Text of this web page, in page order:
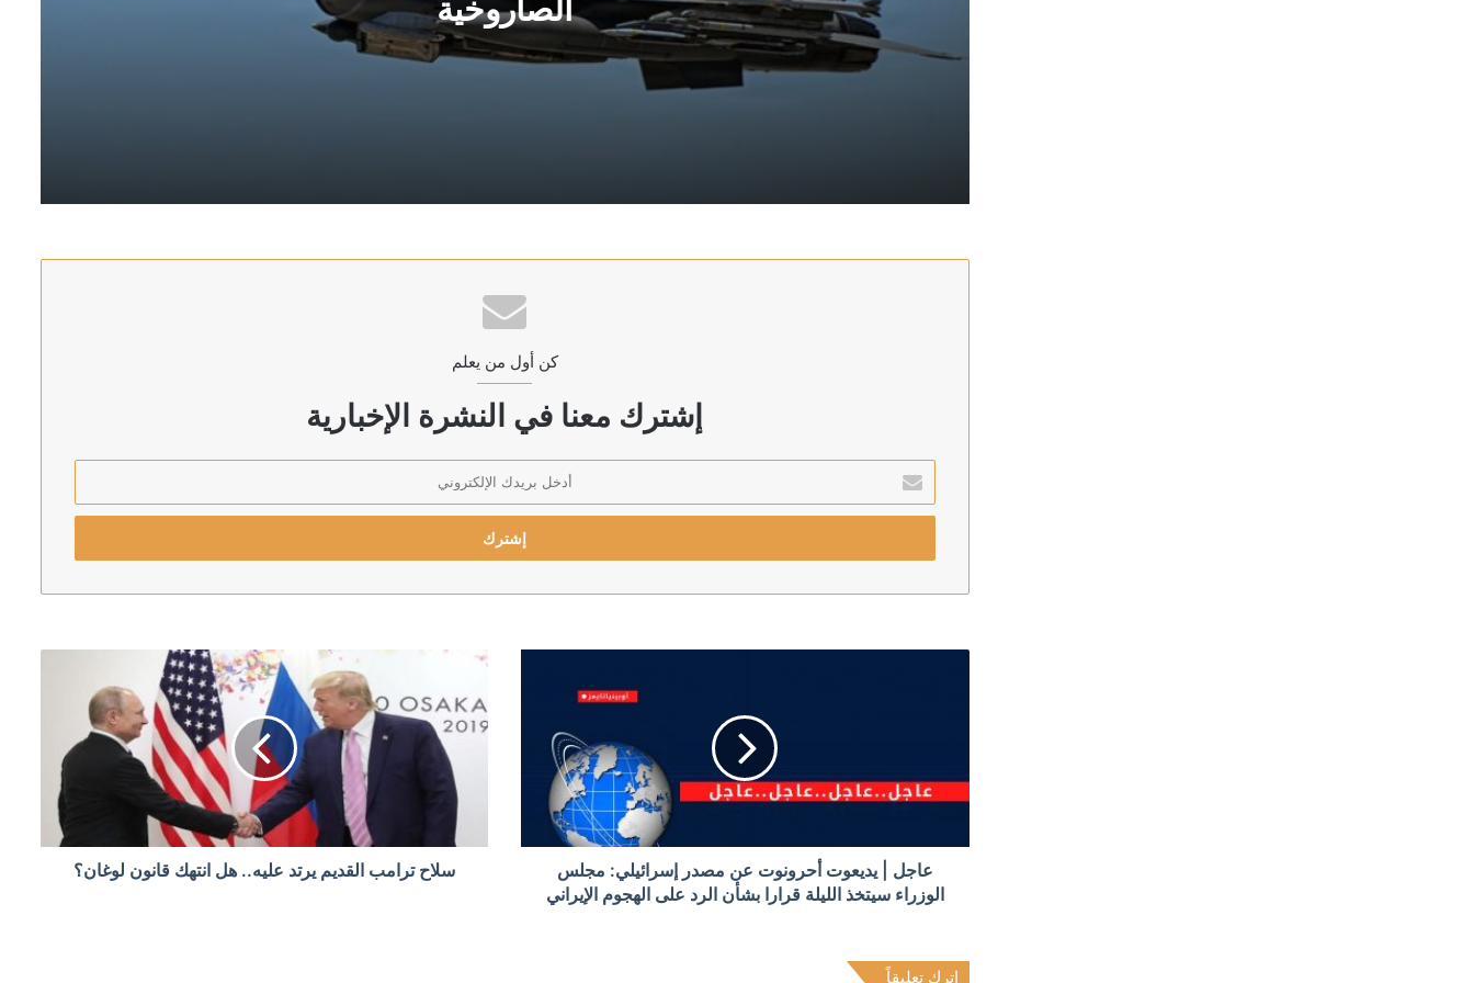
وارسو تتهم روسيا.. صاروخ «كروز» في بولندا يختبر جاهزية «الناتو»
حادث العين السخنة في مصر.. سيدة تصيب 17 شخصا داخل قرية سياحية
تحقيق يكشف: الهند أرسلت 2596 شحنة من الأسلحة لجيش الاحتلال خلال حرب غزة
منذ 6 ساعات
جبريل الرجوب: يجب إجراء الانتخابات الرئاسة أولا والتوافق على شخصية وطنية مع الجميع
منذ 6 ساعات
كن أول من يعلم
إشترك معنا في النشرة الإخبارية
بريدك
الإلكتروني
عاجل | يديعوت أحرونوت عن مصدر إسرائيلي: مجلس
الوزراء سيتخذ الليلة قرارا بشأن الرد على الهجوم الإيراني
سلاح ترامب القديم يرتد عليه.. هل انتهك قانون لوغان؟
اترك تعليقاً